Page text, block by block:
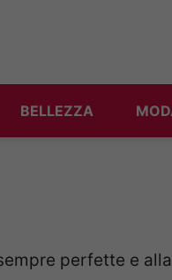
BELLEZZA
perfette e alla